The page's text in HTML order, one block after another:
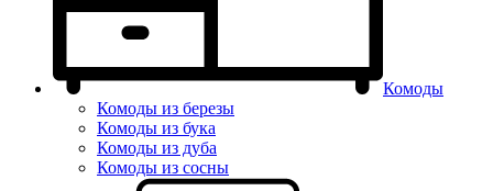
Комоды
Комоды из березы
Комоды из бука
Комоды из дуба
Комоды из сосны